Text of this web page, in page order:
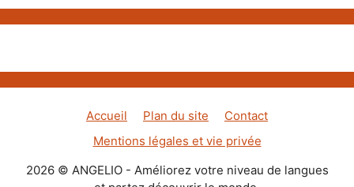
Accueil Plan du site
Contact
Mentions légales et vie privée
2026 © ANGELIO - Améliorez votre niveau de langues